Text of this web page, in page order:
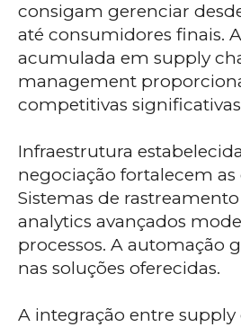
consigam gerenciar
até consumidores finais.
acumulada em supply
management
competitivas
Infraestrutura
negociação fortalecem as
Sistemas de
analytics avançados
processos. A automação
nas soluções oferecidas.
A integração entre supply